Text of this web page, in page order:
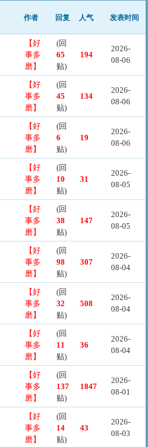
作者 回复 人气 发表时间
【好
事多
磨】
(回
65
贴)
194
2026-
08-06
【好
事多
磨】
(回
45
贴)
134
2026-
08-06
【好
事多
磨】
(回
6
贴)
19
2026-
08-06
【好
事多
磨】
(回
10
贴)
31
2026-
08-05
【好
事多
磨】
(回
38
贴)
147
2026-
08-05
【好
事多
磨】
(回
98
贴)
307
2026-
08-04
【好
事多
磨】
(回
32
贴)
508
2026-
08-04
【好
事多
磨】
(回
11
贴)
36
2026-
08-04
【好
事多
磨】
(回
137
贴)
1847
2026-
08-01
【好
事多
磨】
(回
14
贴)
43
2026-
08-03